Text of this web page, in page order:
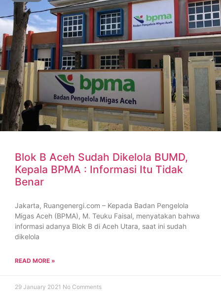
Blok B Aceh Sudah Dikelola BUMD,
Kepala BPMA : Informasi Itu Tidak
Benar
Jakarta, Ruangenergi.com – Kepada Badan Pengelola
Migas Aceh (BPMA), M. Teuku Faisal, menyatakan bahwa
informasi adanya Blok B di Aceh Utara, saat ini sudah
dikelola
READ MORE »
29 January 2021 No Comments